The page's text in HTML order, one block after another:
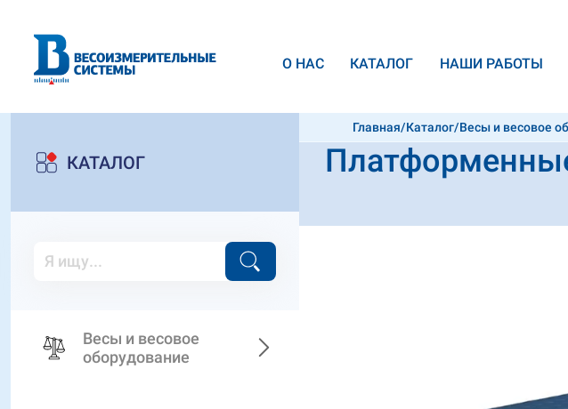
О НАС КАТАЛОГ НАШИ РАБОТЫ
КАТАЛОГ
Весы и весовое
оборудование
Главная/Каталог/Весы и весовое
1250*1250 мм.